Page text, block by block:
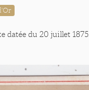
datée du 20 juillet 1875.